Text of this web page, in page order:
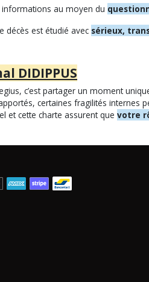
au moyen du
décès est étudié avec sérieux,
DIDIPPUS
c’est partager un moment
certaines fragilités internes
et cette charte assurent que votre